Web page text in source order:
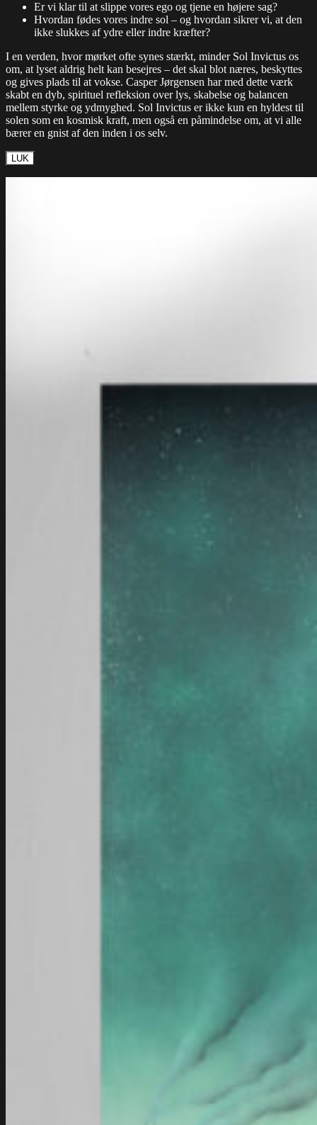
Er vi klar til at slippe vores ego og tjene en højere sag?
Hvordan fødes vores indre sol – og hvordan sikrer vi, at den
ikke slukkes af ydre eller indre kræfter?
I en verden, hvor mørket ofte synes stærkt, minder Sol Invictus os
om, at lyset aldrig helt kan besejres – det skal blot næres, beskyttes
og gives plads til at vokse. Casper Jørgensen har med dette værk
skabt en dyb, spirituel refleksion over lys, skabelse og balancen
mellem styrke og ydmyghed. Sol Invictus er ikke kun en hyldest til
solen som en kosmisk kraft, men også en påmindelse om, at vi alle
bærer en gnist af den inden i os selv.
LUK